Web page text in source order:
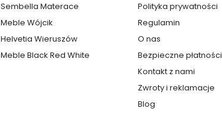
Sembella Materace
Meble Wójcik
Helvetia Wieruszów
Meble Black Red White
Polityka prywatności
Regulamin
O nas
Bezpieczne płatności
Kontakt z nami
Zwroty i reklamacje
Blog